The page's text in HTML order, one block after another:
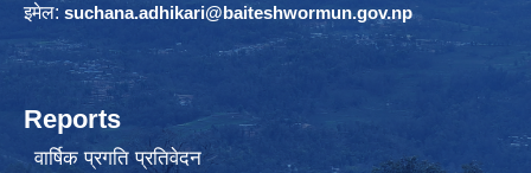
इमेल: suchana.adhikari@baiteshwormun.gov.np
Reports
वार्षिक प्रगति प्रतिवेदन